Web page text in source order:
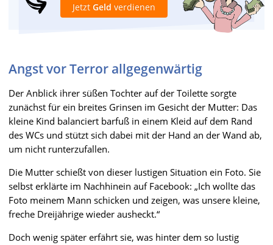
Jetzt Geld verdienen
Angst vor Terror allgegenwärtig
Der Anblick ihrer süßen Tochter auf der Toilette sorgte
zunächst für ein breites Grinsen im Gesicht der Mutter: Das
kleine Kind balanciert barfuß in einem Kleid auf dem Rand
des WCs und stützt sich dabei mit der Hand an der Wand ab,
um nicht runterzufallen.
Die Mutter schießt von dieser lustigen Situation ein Foto. Sie
selbst erklärte im Nachhinein auf Facebook: „Ich wollte das
Foto meinem Mann schicken und zeigen, was unsere kleine,
freche Dreijährige wieder ausheckt.“
Doch wenig später erfährt sie, was hinter dem so lustig